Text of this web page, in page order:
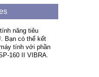
năng tiêu
Bạn có thể kết
tính với phần
160 II VIBRA.